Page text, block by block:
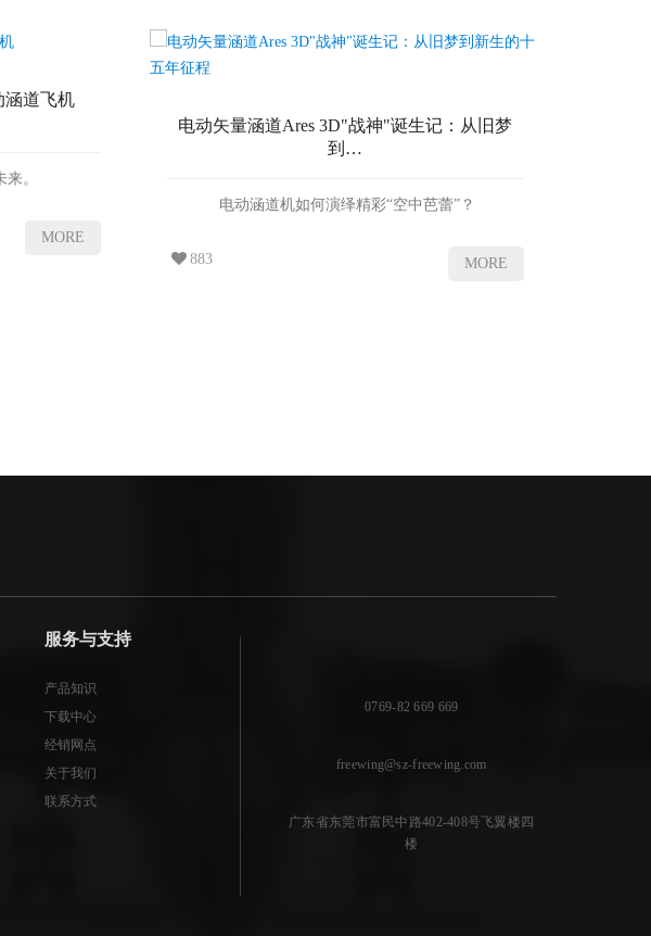
涵道飞机
。
MORE
电动矢量涵道Ares 3D"战神"诞生记：从旧梦
到…
电动涵道机如何演绎精彩“空中芭蕾”？
883 MORE
服务与支持
产品知识
下载中心
经销网点
关于我们
联系方式
0769-82 669 669
freewing@sz-freewing.com
广东省东莞市富民中路402-408号飞翼楼四
楼